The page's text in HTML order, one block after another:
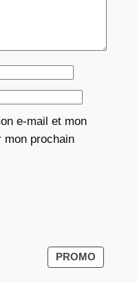
e-mail et mon
mon prochain
PROMO
EN